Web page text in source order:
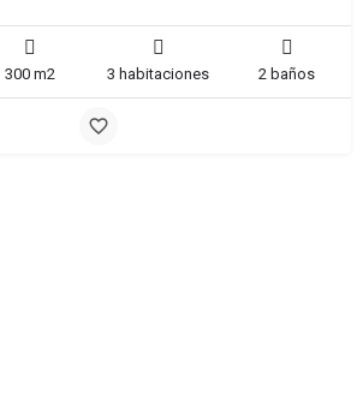
300 m2 3 habitaciones 2 baños